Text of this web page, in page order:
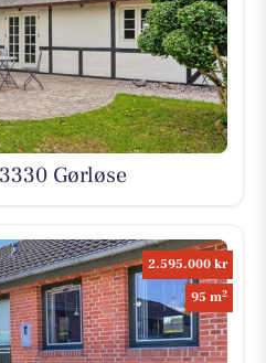
Gørløse
2.595.000 kr
95 m2